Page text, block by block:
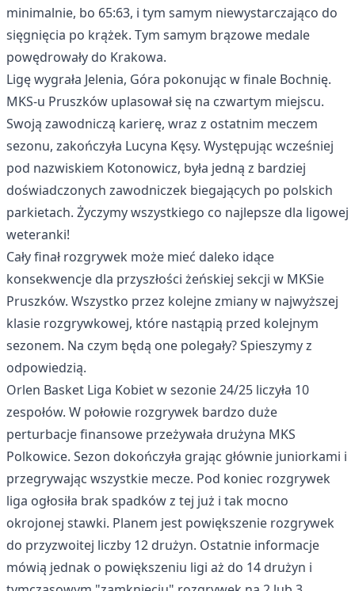
minimalnie, bo 65:63, i tym samym niewystarczająco do
sięgnięcia po krążek. Tym samym brązowe medale
powędrowały do Krakowa.
Ligę wygrała Jelenia, Góra pokonując w finale Bochnię.
MKS-u Pruszków uplasował się na czwartym miejscu.
Swoją zawodniczą karierę, wraz z ostatnim meczem
sezonu, zakończyła Lucyna Kęsy. Występując wcześniej
pod nazwiskiem Kotonowicz, była jedną z bardziej
doświadczonych zawodniczek biegających po polskich
parkietach. Życzymy wszystkiego co najlepsze dla ligowej
weteranki!
Cały finał rozgrywek może mieć daleko idące
konsekwencje dla przyszłości żeńskiej sekcji w MKSie
Pruszków. Wszystko przez kolejne zmiany w najwyższej
klasie rozgrywkowej, które nastąpią przed kolejnym
sezonem. Na czym będą one polegały? Spieszymy z
odpowiedzią.
Orlen Basket Liga Kobiet w sezonie 24/25 liczyła 10
zespołów. W połowie rozgrywek bardzo duże
perturbacje finansowe przeżywała drużyna MKS
Polkowice. Sezon dokończyła grając głównie juniorkami i
przegrywając wszystkie mecze. Pod koniec rozgrywek
liga ogłosiła brak spadków z tej już i tak mocno
okrojonej stawki. Planem jest powiększenie rozgrywek
do przyzwoitej liczby 12 drużyn. Ostatnie informacje
mówią jednak o powiększeniu ligi aż do 14 drużyn i